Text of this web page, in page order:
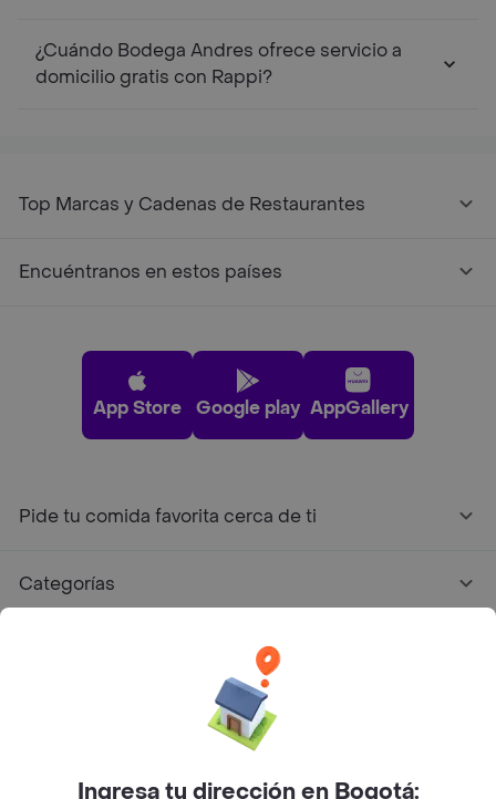
¿Cuándo Bodega Andres ofrece servicio a
domicilio gratis con Rappi?
Top Marcas y Cadenas de Restaurantes
Encuéntranos en estos países
App Store Google play AppGallery
Pide tu comida favorita cerca de ti
Categorías
Facebook
Twitter
Instagram
Ingresa tu dirección en Bogotá: